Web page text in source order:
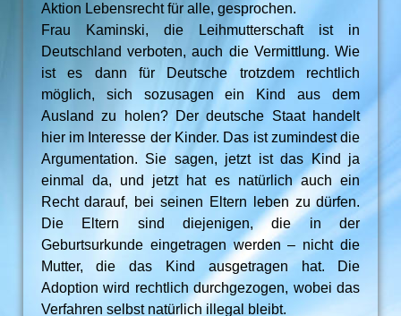
Aktion Lebensrecht für alle, gesprochen.
Frau Kaminski, die Leihmutterschaft ist in
Deutschland verboten, auch die Vermittlung. Wie
ist es dann für Deutsche trotzdem rechtlich
möglich, sich sozusagen ein Kind aus dem
Ausland zu holen? Der deutsche Staat handelt
hier im Interesse der Kinder. Das ist zumindest die
Argumentation. Sie sagen, jetzt ist das Kind ja
einmal da, und jetzt hat es natürlich auch ein
Recht darauf, bei seinen Eltern leben zu dürfen.
Die Eltern sind diejenigen, die in der
Geburtsurkunde eingetragen werden – nicht die
Mutter, die das Kind ausgetragen hat. Die
Adoption wird rechtlich durchgezogen, wobei das
Verfahren selbst natürlich illegal bleibt.